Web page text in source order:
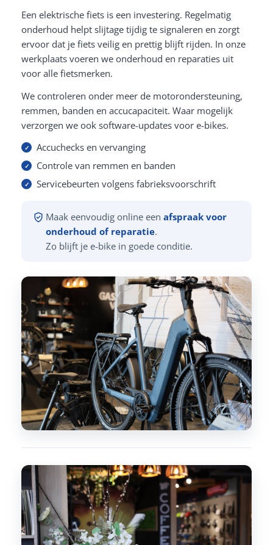
Een elektrische fiets is een investering. Regelmatig
onderhoud helpt slijtage tijdig te signaleren en zorgt
ervoor dat je fiets veilig en prettig blijft rijden. In onze
werkplaats voeren we onderhoud en reparaties uit
voor alle fietsmerken.
We controleren onder meer de motorondersteuning,
remmen, banden en accucapaciteit. Waar mogelijk
verzorgen we ook software-updates voor e-bikes.
Accuchecks en vervanging
Controle van remmen en banden
Servicebeurten volgens fabrieksvoorschrift
Maak eenvoudig online een afspraak voor
onderhoud of reparatie.
Zo blijft je e-bike in goede conditie.